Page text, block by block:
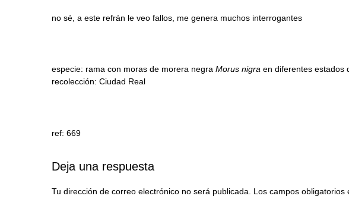
no sé, a este refrán le veo fallos, me genera muchos interrogantes
especie: rama con moras de morera negra Morus nigra en diferentes estados
recolección: Ciudad Real
ref: 669
Deja una respuesta
Tu dirección de correo electrónico no será publicada. Los campos obligatorios